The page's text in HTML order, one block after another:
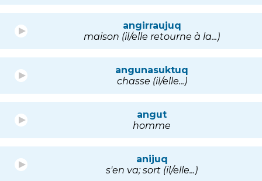
angirraujuq
maison (il/elle retourne à la...)
angunasuktuq
chasse (il/elle...)
angut
homme
anijuq
s'en va; sort (il/elle...)